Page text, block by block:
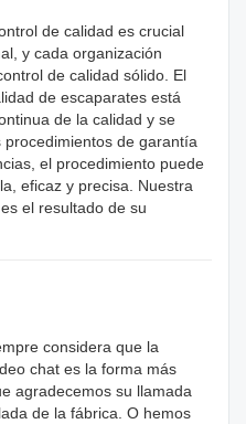
de calidad es crucial
y cada organización
de calidad sólido. El
de escaparates está
de la calidad y se
de garantía
el procedimiento puede
eficaz y precisa. Nuestra
el resultado de su
considera que la
chat es la forma más
agradecemos su llamada
de la fábrica. O hemos